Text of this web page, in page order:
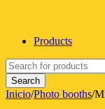
Products
Inicio/Photo booths/